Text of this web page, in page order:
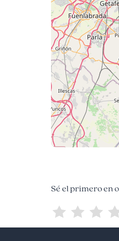
Sé el primero en